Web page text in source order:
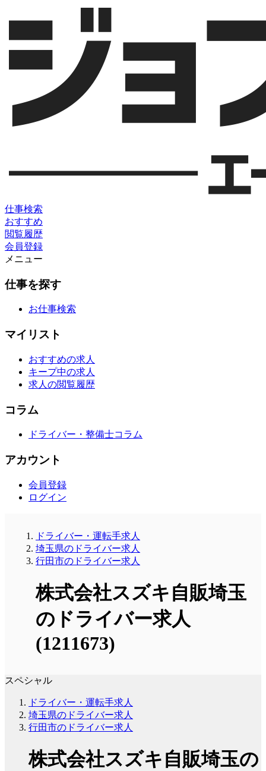
仕事検索
おすすめ
閲覧履歴
会員登録
メニュー
仕事を探す
お仕事検索
マイリスト
おすすめの求人
キープ中の求人
求人の閲覧履歴
コラム
ドライバー・整備士コラム
アカウント
会員登録
ログイン
ドライバー・運転手求人
埼玉県のドライバー求人
行田市のドライバー求人
株式会社スズキ自販埼玉
のドライバー求人
(1211673)
スペシャル
ドライバー・運転手求人
埼玉県のドライバー求人
行田市のドライバー求人
株式会社スズキ自販埼玉の